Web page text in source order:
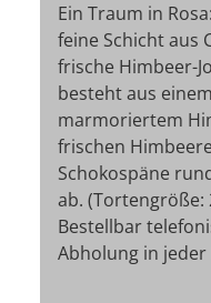
Ein Traum in
feine Schicht aus
frische Himbeer-
besteht aus
marmoriertem
frischen
Schokospäne
ab. (Tortengröße:
Bestellbar
Abholung in jeder